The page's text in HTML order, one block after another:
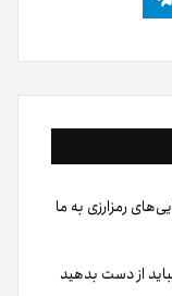
تلگرام
رمزارزی به ما